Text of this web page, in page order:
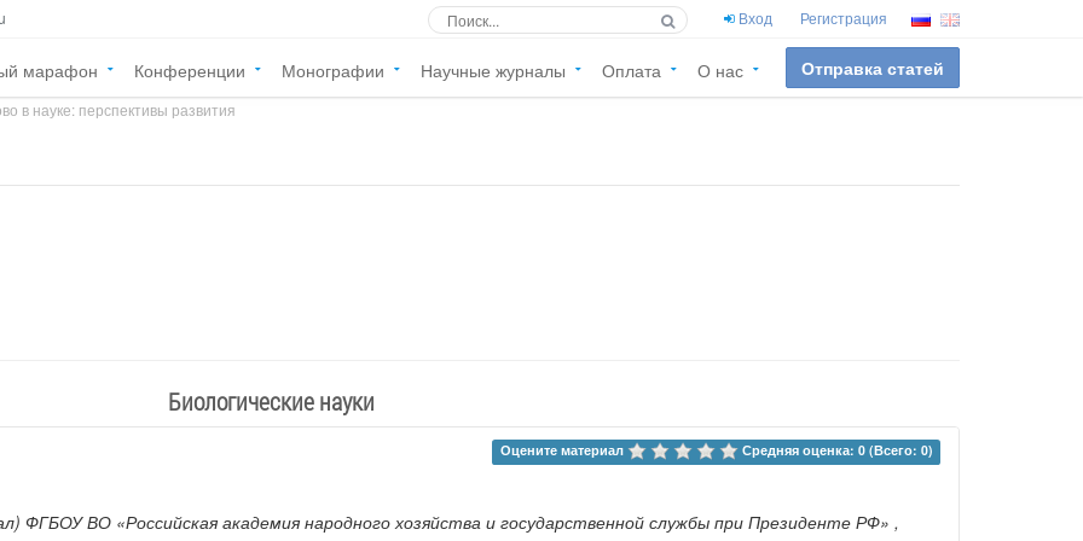
Вход Регистрация
марафон Конференции Монографии Научные журналы Оплата О нас Отправка статей
в науке: перспективы развития
Биологические науки
Оцените материал Средняя оценка: 0 (Всего: 0)
ФГБОУ ВО «Российская академия народного хозяйства и государственной службы при Президенте РФ» ,